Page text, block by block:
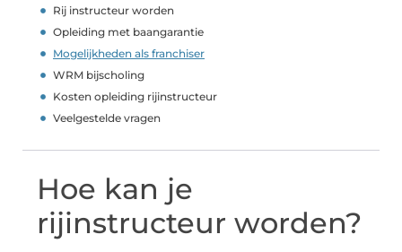
Rij instructeur worden
Opleiding met baangarantie
Mogelijkheden als franchiser
WRM bijscholing
Kosten opleiding rijinstructeur
Veelgestelde vragen
Hoe kan je
rijinstructeur worden?